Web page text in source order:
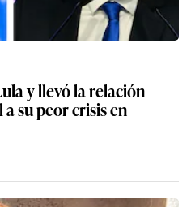
y llevó la relación
su peor crisis en